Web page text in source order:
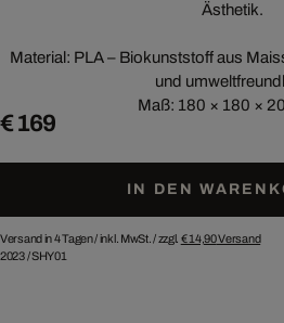
Ästhetik.
Material: PLA – Biokunststoff aus
und
Maß: 180 × 180 ×
€ 169
IN DEN
Versand in 4 Tagen /inkl. MwSt. / zzgl. € 14,90Versand
2023/SHY01